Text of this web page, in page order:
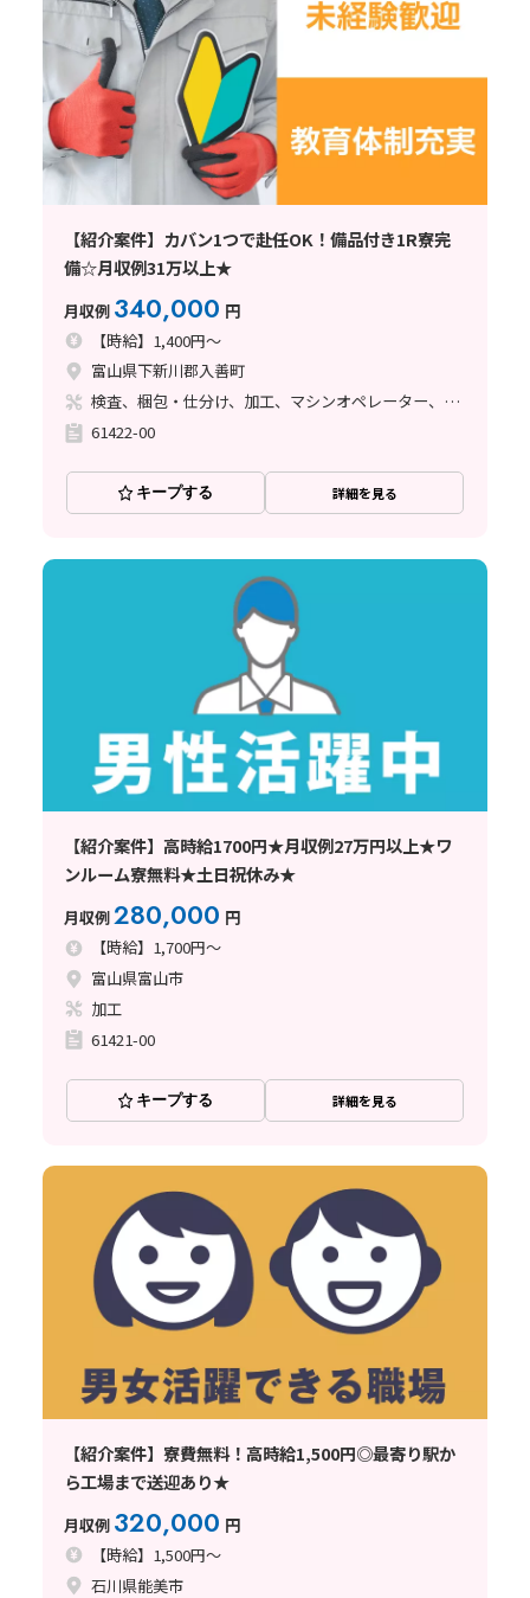
【紹介案件】カバン1つで赴任OK！備品付き1R寮完
備☆月収例31万以上★
月収例 340,000 円
【時給】1,400円～
富山県下新川郡入善町
検査、梱包・仕分け、加工、マシンオペレーター、鋳造・鍛造
61422-00
キープする 詳細を見る
【紹介案件】高時給1700円★月収例27万円以上★ワ
ンルーム寮無料★土日祝休み★
月収例280,000 円
【時給】1,700円～
富山県富山市
加工
61421-00
キープする 詳細を見る
【紹介案件】寮費無料！高時給1,500円◎最寄り駅か
ら工場まで送迎あり★
月収例 320,000 円
【時給】1,500円～
石川県能美市